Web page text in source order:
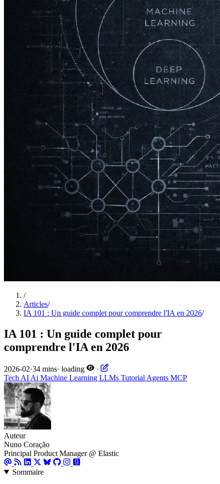
/
Articles/
IA 101 : Un guide complet pour comprendre l'IA en 2026/
IA 101 : Un guide complet pour
comprendre l'IA en 2026
2026-02·34 mins· loading
·
Tech AI Ai Machine Learning LLMs Tutorial Agents MCP
Auteur
Nuno Coração
Principal Product Manager @ Elastic
Sommaire